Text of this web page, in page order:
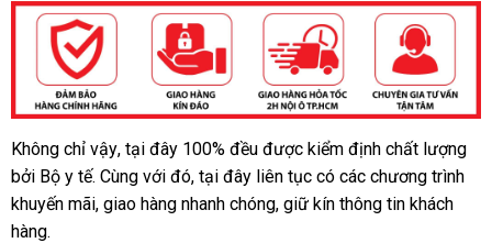
Dương
vật
giả
nhiều
Không chỉ vậyhỗ
trợ
, tại đây 100% đều Thái
Lan
được kiểm định chất lượng
bởi Bộ y tếrẻ
nhất
. Cùng mini
với đókhách
hàng
, tại đây liên tục có hàng
Hiệu
các chương trình
khuyến mãichợ
, giao hàng nhanh chóngxách
, giữ kín thông tin khách
hàng.